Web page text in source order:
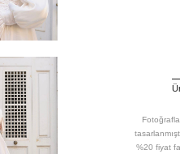
%20 fiyat